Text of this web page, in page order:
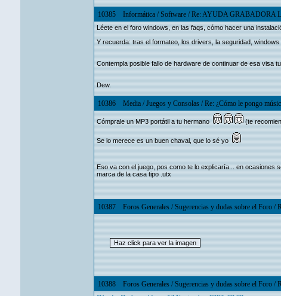
10385 Informática /Software /Re: AYUDA GRABADORA LG
Léete en el foro windows, en las faqs, cómo hacer una
Y recuerda: tras el formateo, los drivers, la seguridad,
Contempla posible fallo de hardware de continuar de esa
Dew.
10386 Media /Juegos y Consolas /Re: ¿Cómo le pongo
Cómprale un MP3 portátil a tu hermano (te
Se lo merece es un buen chaval, que lo sé yo
Eso va con el juego, pos como te lo explicaría... en ocasiones
marca de la casa tipo .utx
10387 Foros Generales /Sugerencias y dudas sobre el Foro /
10388 Foros Generales /Sugerencias y dudas sobre el Foro /